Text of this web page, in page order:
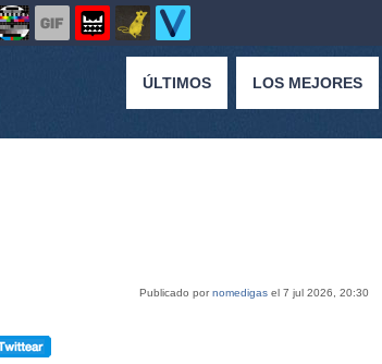
ÚLTIMOS LOS MEJORES
Publicado pornomedigas el 7 jul 2026, 20:30